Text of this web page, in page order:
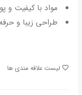
مواد با کیفیت
طراحی زیبا و
لیست علاقه مندی ها